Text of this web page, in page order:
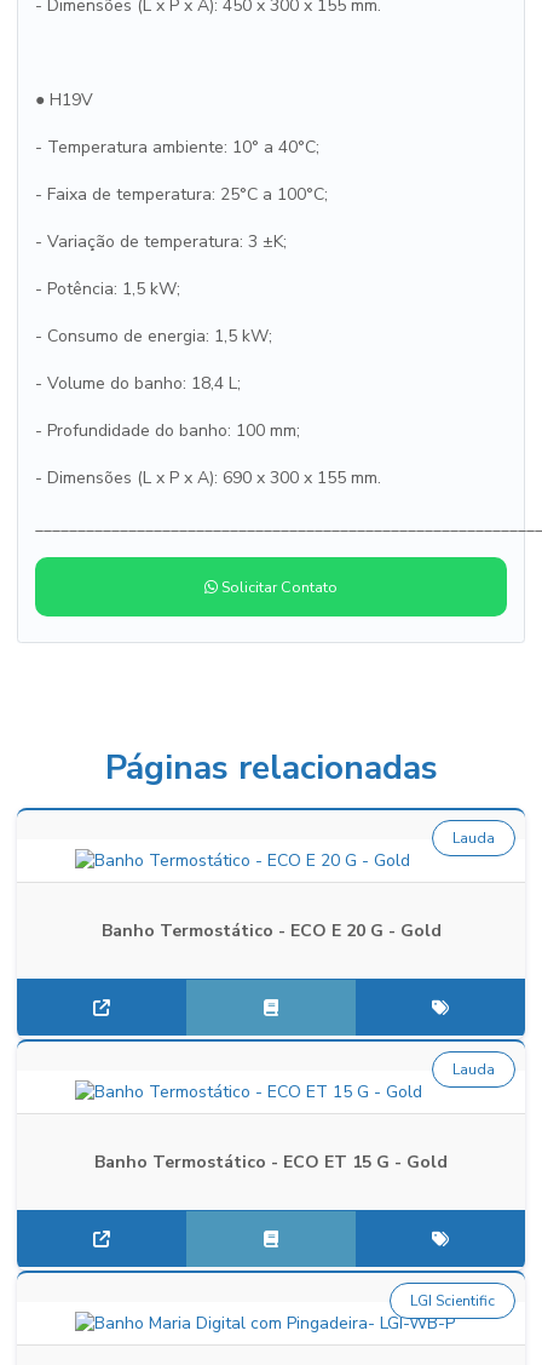
- Dimensões (L x P x A): 450 x 300 x 155 mm.
● H19V
- Temperatura ambiente: 10° a 40°C;
- Faixa de temperatura: 25°C a 100°C;
- Variação de temperatura: 3 ±K;
- Potência: 1,5 kW;
- Consumo de energia: 1,5 kW;
- Volume do banho: 18,4 L;
- Profundidade do banho: 100 mm;
- Dimensões (L x P x A): 690 x 300 x 155 mm.
Solicitar Contato
Páginas relacionadas
Banho Termostático - ECO E 20 G - Gold
Lauda
Banho Termostático - ECO ET 15 G - Gold
Lauda
LGI Scientific